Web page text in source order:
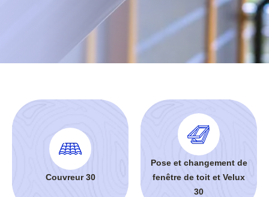
Couvreur 30
Pose et changement de
fenêtre de toit et Velux
30